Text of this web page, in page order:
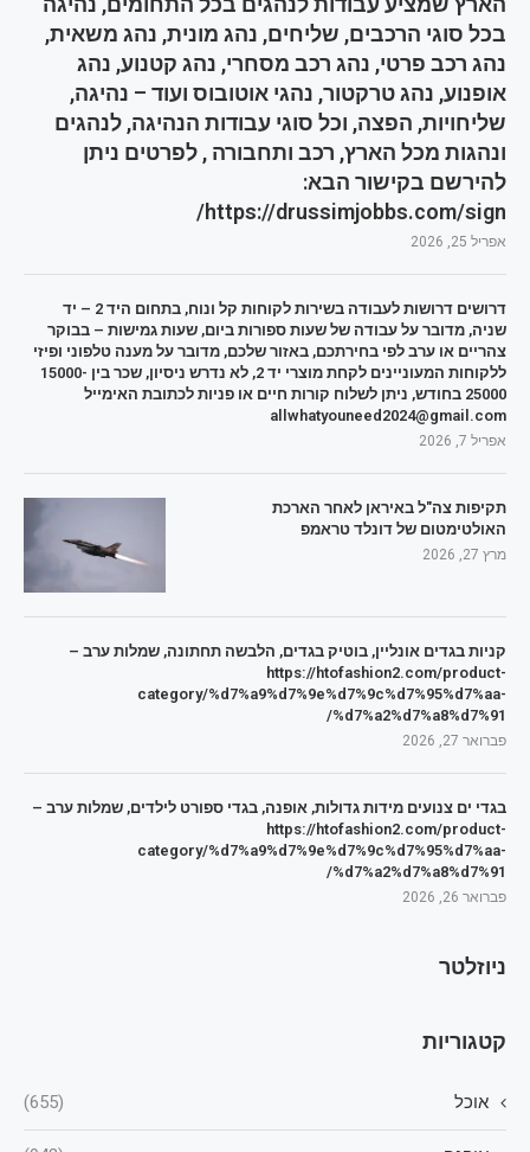
בכל סוגי הרכבים, שליחים, נהג מונית, נהג משאית,
נהג רכב פרטי, נהג רכב מסחרי, נהג קטנוע, נהג
אופנוע, נהג טרקטור, נהגי אוטובוס ועוד – נהיגה,
שליחויות, הפצה, וכל סוגי עבודות הנהיגה, לנהגים
ונהגות מכל הארץ, רכב ותחבורה , לפרטים ניתן
להירשם בקישור הבא:
https://drussimjobbs.com/sign/
אפריל 25, 2026
דרושים דרושות לעבודה בשירות לקוחות קל ונוח, בתחום היד 2 – יד
שניה, מדובר על עבודה של שעות ספורות ביום, שעות גמישות – בבוקר
צהריים או ערב לפי בחירתכם, באזור שלכם, מדובר על מענה טלפוני ופיזי
ללקוחות המעוניינים לקחת מוצרי יד 2, לא נדרש ניסיון, שכר בין 15000-
25000 בחודש, ניתן לשלוח קורות חיים או פניות לכתובת האימייל
allwhatyouneed2024@gmail.com
אפריל 7, 2026
תקיפות צה"ל באיראן לאחר הארכת
האולטימטום של דונלד טראמפ
מרץ 27, 2026
קניות בגדים אונליין, בוטיק בגדים, הלבשה תחתונה, שמלות ערב –
https://htofashion2.com/product-
category/%d7%a9%d7%9e%d7%9c%d7%95%d7%aa-
%d7%a2%d7%a8%d7%91/
פברואר 27, 2026
בגדי ים צנועים מידות גדולות, אופנה, בגדי ספורט לילדים, שמלות ערב –
https://htofashion2.com/product-
category/%d7%a9%d7%9e%d7%9c%d7%95%d7%aa-
%d7%a2%d7%a8%d7%91/
פברואר 26, 2026
ניוזלטר
קטגוריות
אוכל (655)